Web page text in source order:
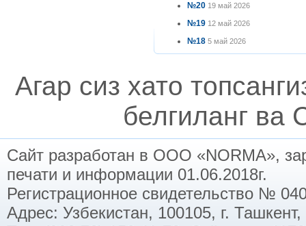
№20 19 май 2026
№19 12 май 2026
№18 5 май 2026
Агар сиз хато
белгиланг ва
Сайт разработан в ООО «NORMA»,
печати и информации 01.06.2018г.
Регистрационное свидетельство №
Адрес: Узбекистан, 100105, г.